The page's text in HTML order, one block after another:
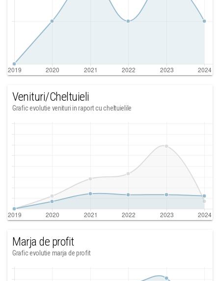
Venituri/Cheltuieli
Grafic evolutie venituri in raport cu cheltuielile
Marja de profit
Grafic evolutie marja de profit